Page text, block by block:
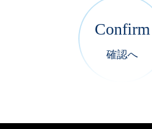
Confirm
確認へ